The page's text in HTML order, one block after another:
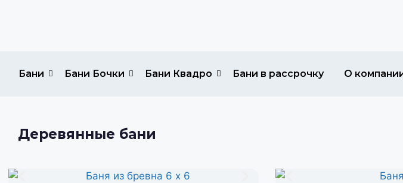
Бани Бани Бочки Бани Квадро Бани в рассрочку О
Деревянные бани